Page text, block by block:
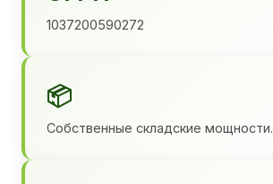
1037200590272
📦
Собственные складские мощности.